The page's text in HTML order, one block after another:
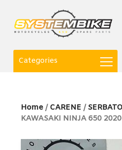
Categories
Home / CARENE /
KAWASAKI NINJA 650